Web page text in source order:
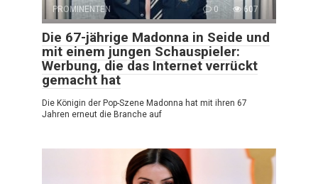
PROMINENTEN 0 607
Die 67-jährige Madonna in Seide und
mit einem jungen Schauspieler:
Werbung, die das Internet verrückt
gemacht hat
Die Königin der Pop-Szene Madonna hat mit ihren 67
Jahren erneut die Branche auf